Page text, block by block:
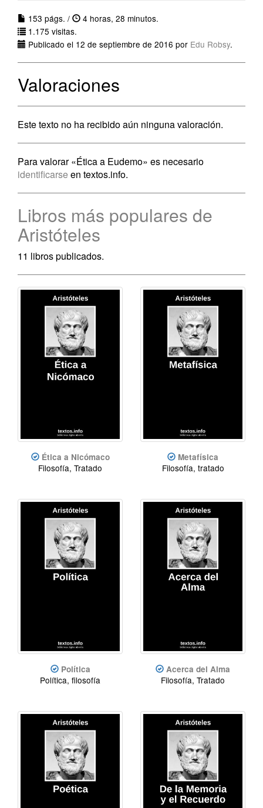
153 págs. /
4 horas, 28 minutos.
1.175 visitas.
Publicado el 12 de septiembre de 2016 por Edu Robsy.
Valoraciones
Este texto no ha recibido aún ninguna valoración.
Para valorar «Ética a Eudemo» es necesario
identificarse en textos.info.
Libros más populares de
Aristóteles
11 libros publicados.
Ética a Nicómaco
Filosofía, Tratado
Metafísica
Filosofía, tratado
Política
Política, filosofía
Acerca del Alma
Filosofía, Tratado